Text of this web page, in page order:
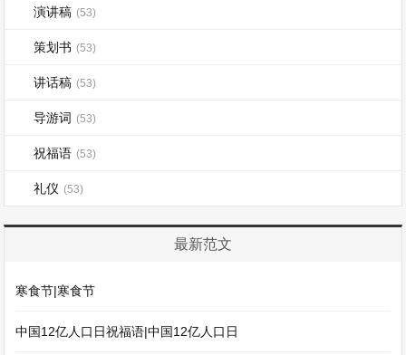
演讲稿 (53)
策划书 (53)
讲话稿 (53)
导游词 (53)
祝福语 (53)
礼仪 (53)
最新范文
寒食节|寒食节
中国12亿人口日祝福语|中国12亿人口日